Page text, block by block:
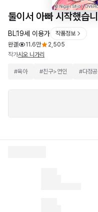
둘이서 아빠 시작했습
BL19세 이용가
작품정보
완결
11.6만
2,505
작가시오 니가리
#육아 #친구>연인 #다정공